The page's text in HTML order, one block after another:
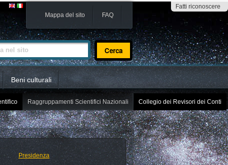
Fatti riconoscere
Mappa del sito FAQ
sito
Beni culturali
Raggruppamenti Scientifici Nazionali Collegio dei Revisori dei Conti
Presidenza